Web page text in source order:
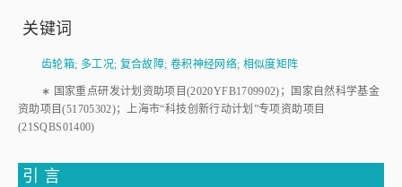
关键词
齿轮箱; 多工况; 复合故障; 卷积神经网络; 相似度矩阵
∗ 国家重点研发计划资助项目(2020YFB1709902)；国家自然科学基金
资助项目(51705302)；上海市“科技创新行动计划”专项资助项目
(21SQBS01400)
引 言